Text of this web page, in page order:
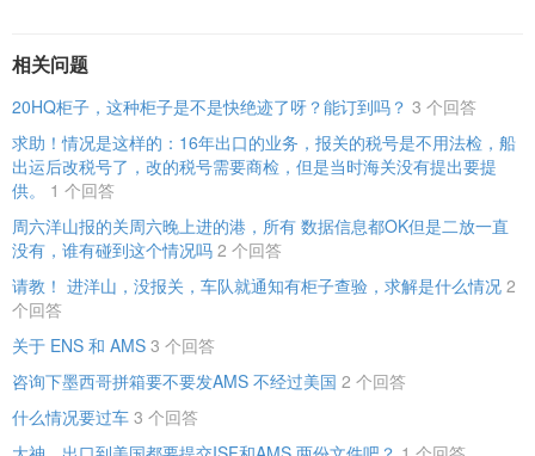
相关问题
20HQ柜子，这种柜子是不是快绝迹了呀？能订到吗？ 3 个回答
求助！情况是这样的：16年出口的业务，报关的税号是不用法检，船
出运后改税号了，改的税号需要商检，但是当时海关没有提出要提
供。
1 个回答
周六洋山报的关周六晚上进的港，所有 数据信息都OK但是二放一直
没有，谁有碰到这个情况吗 2 个回答
请教！ 进洋山，没报关，车队就通知有柜子查验，求解是什么情况 2
个回答
关于 ENS 和 AMS 3 个回答
咨询下墨西哥拼箱要不要发AMS 不经过美国 2 个回答
什么情况要过车 3 个回答